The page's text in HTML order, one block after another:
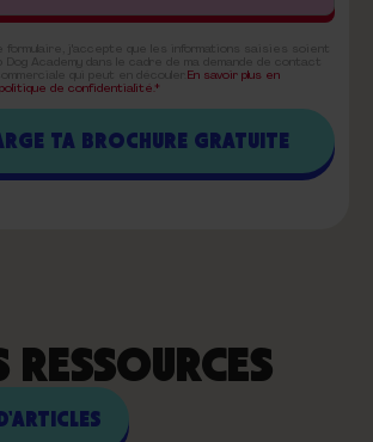
En savoir plus en
de confidentialité.*
RESSOURCES